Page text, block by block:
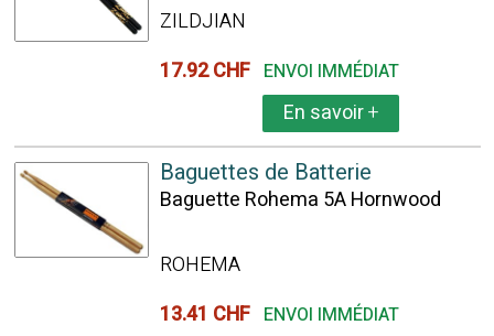
ZILDJIAN
17.92 CHF ENVOI IMMÉDIAT
En savoir+
Baguettes de Batterie
Baguette Rohema 5A Hornwood
ROHEMA
13.41 CHF ENVOI IMMÉDIAT